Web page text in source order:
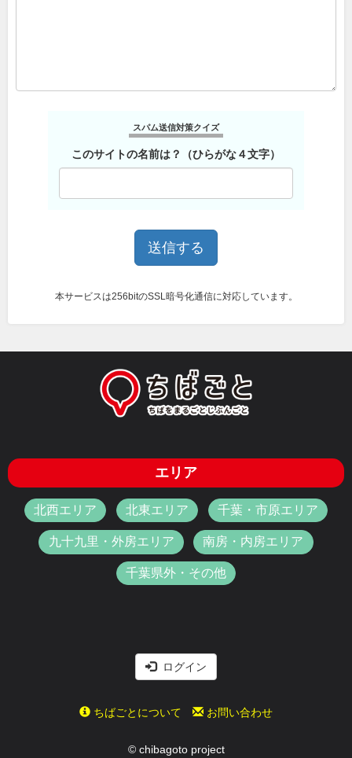
スパム送信対策クイズ
このサイトの名前は？（ひらがな４文字）
本サービスは256bitのSSL暗号化通信に対応しています。
エリア
北西エリア 北東エリア 千葉・市原エリア
九十九里・外房エリア 南房・内房エリア
千葉県外・その他
ログイン
ちばごとについて お問い合わせ
© chibagoto project